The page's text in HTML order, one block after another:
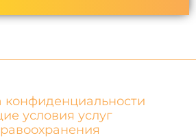
конфиденциальности
условия услуг